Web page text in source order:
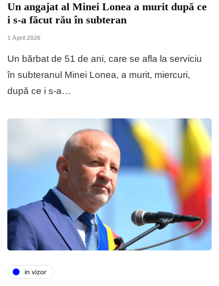
Un angajat al Minei Lonea a murit după ce
i s-a făcut rău în subteran
1 April 2026
Un bărbat de 51 de ani, care se afla la serviciu
în subteranul Minei Lonea, a murit, miercuri,
după ce i s-a…
in vizor